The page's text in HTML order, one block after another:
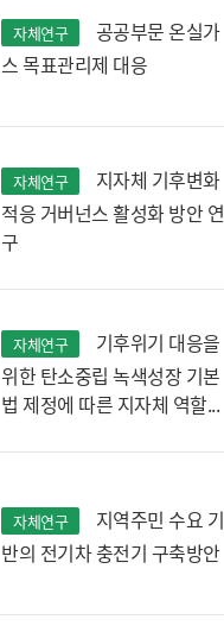
자체연구
공공부문 온실가
스 목표관리제 대응
자체연구
지자체 기후변화
적응 거버넌스 활성화 방안 연
구
자체연구
기후위기 대응을
위한 탄소중립 녹색성장 기본
법 제정에 따른 지자체 역할...
자체연구
지역주민 수요 기
반의 전기차 충전기 구축방안